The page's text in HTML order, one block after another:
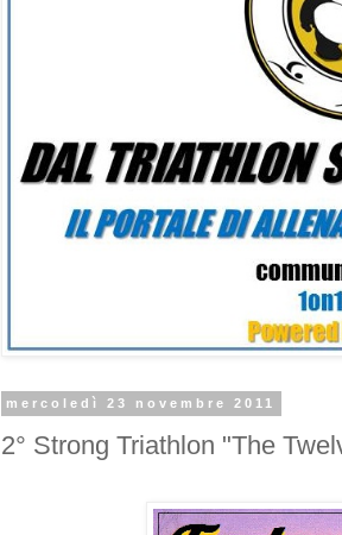
mercoledì 23 novembre 2011
2° Strong Triathlon "The